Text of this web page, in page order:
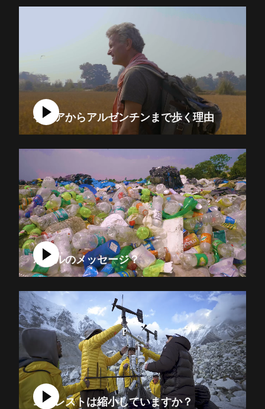
ケニアからアルゼンチンまで歩く理由
ボトルのメッセージ？
エベレストは縮小していますか？